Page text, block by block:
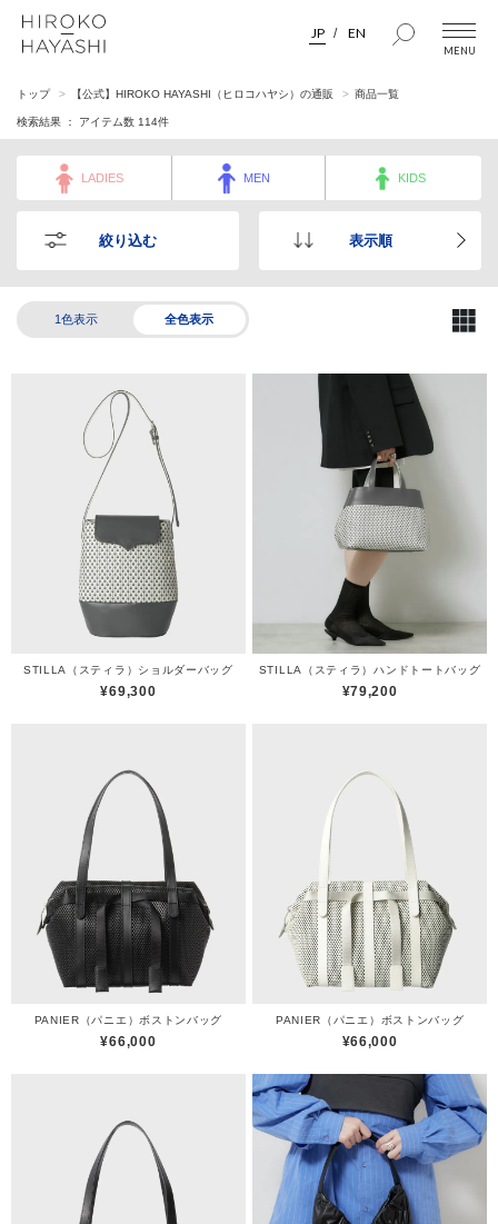
JP EN
トップ 【公式】HIROKO HAYASHI（ヒロコハヤシ）の通販 商品一覧
検索結果 ： アイテム数 114件
LADIES MEN KIDS
絞り込む 表示順
1色表示 全色表示
STILLA（スティラ）ショルダーバッグ
¥69,300
STILLA（スティラ）ハンドトートバッグ
¥79,200
PANIER（パニエ）ボストンバッグ
¥66,000
PANIER（パニエ）ボストンバッグ
¥66,000